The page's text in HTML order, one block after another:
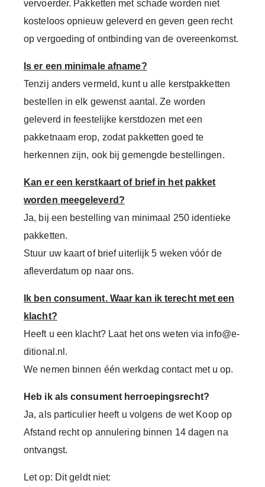
vervoerder. Pakketten met schade worden niet
kosteloos opnieuw geleverd en geven geen recht
op vergoeding of ontbinding van de overeenkomst.
Is er een minimale afname?
Tenzij anders vermeld, kunt u alle kerstpakketten
bestellen in elk gewenst aantal.Ze worden
geleverd in feestelijke kerstdozen met een
pakketnaam erop, zodat pakketten goed te
herkennen zijn, ook bij gemengde bestellingen.
Kan er een kerstkaart of brief in het pakket
worden meegeleverd?
Ja, bij een bestelling van minimaal 250 identieke
pakketten.
Stuur uw kaart of brief uiterlijk5 weken vóór de
afleverdatum op naar ons.
Ik ben consument. Waar kan ik terecht met een
klacht?
Heeft u een klacht? Laat het ons weten via info@e-
ditional.nl .
We nemen binnen één werkdag contact met u op.
Heb ik als consument herroepingsrecht?
Ja, als particulier heeft u volgens de wet Koop op
Afstand recht op annulering binnen 14 dagen na
ontvangst.
Let op: Dit geldt niet: